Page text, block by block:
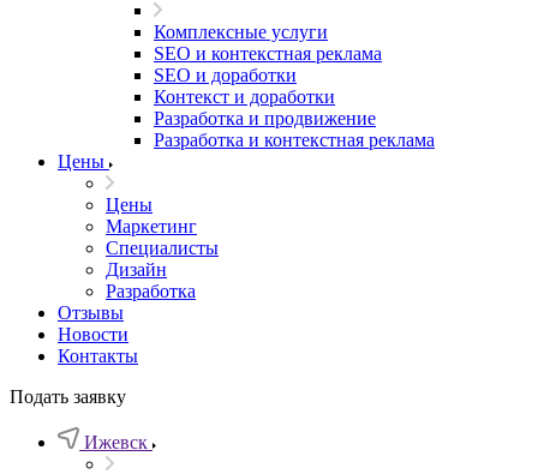
Комплексные услуги
SEO и контекстная реклама
SEO и доработки
Контекст и доработки
Разработка и продвижение
Разработка и контекстная реклама
Цены
Цены
Маркетинг
Специалисты
Дизайн
Разработка
Отзывы
Новости
Контакты
Подать заявку
Ижевск